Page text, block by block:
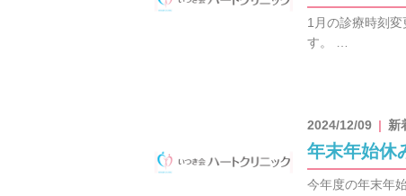
1月の診療時刻
す。 …
2024/12/09 新
年末年始休
今年度の年末年